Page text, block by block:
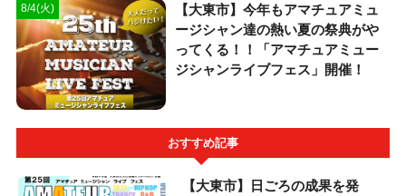
8/4(火)
【大東市】今年もアマチュアミュ
ージシャン達の熱い夏の祭典がや
ってくる！！「アマチュアミュー
ジシャンライブフェス」開催！
おすすめ記事
【大東市】日ごろの成果を発